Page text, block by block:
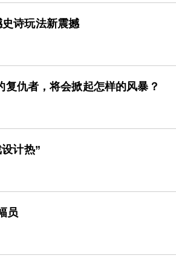
史诗玩法新震撼
仇者，将会掀起怎样的风暴？
计热”
员